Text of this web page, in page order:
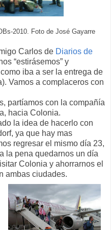
2010. Foto de José Gayarre
Carlos de Diarios de
“estirásemos” y
iba a ser la entrega de
Vamos a complaceros con
partíamos con la compañía
hacia Colonia.
la idea de hacerlo con
ya que hay mas
regresar el mismo día 23,
la pena quedarnos un día
Colonia y ahorrarnos el
ambas ciudades.